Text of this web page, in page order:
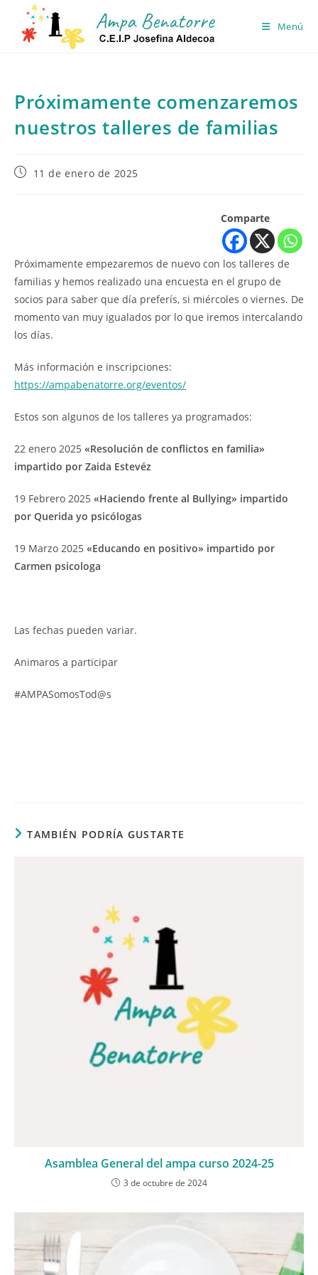
contenido
Menú
Próximamente comenzaremos
nuestros talleres de familias
Publicación
11 de enero de 2025
Comparte
Próximamente empezaremos de nuevo con los talleres de
familias y hemos realizado una encuesta en el grupo de
socios para saber que día preferís, si miércoles o viernes. De
momento van muy igualados por lo que iremos intercalando
los días.
Más información e inscripciones:
https://ampabenatorre.org/eventos/
Estos son algunos de los talleres ya programados:
22 enero 2025 «Resolución de conflictos en familia»
impartido por Zaida Estevéz
19 Febrero 2025 «Haciendo frente al Bullying» impartido
por Querida yo psicólogas
19 Marzo 2025 «Educando en positivo» impartido por
Carmen psicologa
Las fechas pueden variar.
Animaros a participar
#AMPASomosTod@s
TAMBIÉN PODRÍA GUSTARTE
Asamblea General del ampa curso 2024-25
3 de octubre de 2024